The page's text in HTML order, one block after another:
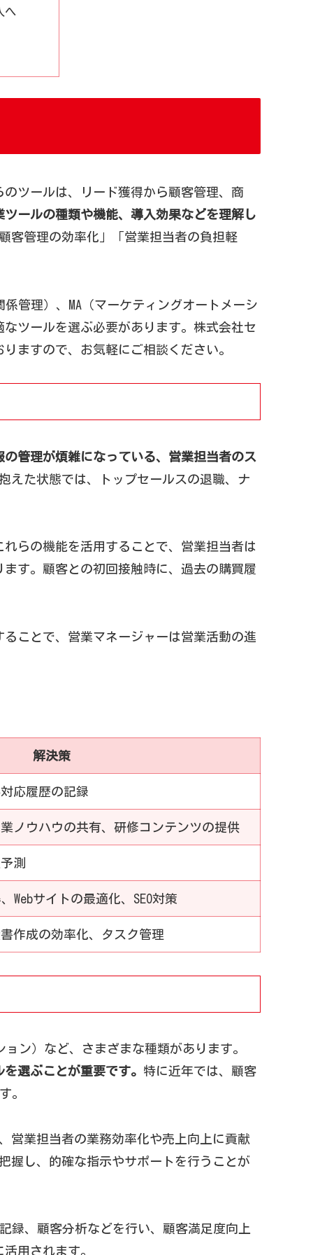
へ
ツールは、リード獲得から顧客管理、商
ールの種類や機能、導入効果などを理解し
客管理の効率化」「営業担当者の負担軽
管理）、MA（マーケティングオートメーシ
ツールを選ぶ必要があります。株式会社セ
ますので、お気軽にご相談ください。
の管理が煩雑になっている、営業担当者のス
えた状態では、トップセールスの退職、ナ
らの機能を活用することで、営業担当者は
す。顧客との初回接触時に、過去の購買履
ことで、営業マネージャーは営業活動の進
解決策
応履歴の記録
ノウハウの共有、研修コンテンツの提供
測
Webサイトの最適化、SEO対策
作成の効率化、タスク管理
ン）など、さまざまな種類があります。
選ぶことが重要です。 特に近年では、顧客
。
営業担当者の業務効率化や売上向上に貢献
握し、的確な指示やサポートを行うことが
録、顧客分析などを行い、顧客満足度向上
用されます。